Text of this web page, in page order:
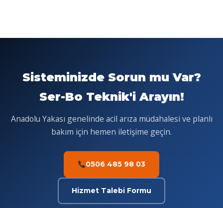
Sisteminizde Sorun mu Var?
Ser-Bo Teknik'i Arayın!
Anadolu Yakası genelinde acil arıza müdahalesi ve planlı
bakım için hemen iletişime geçin.
0506 485 98 03
Hizmet Talebi Formu